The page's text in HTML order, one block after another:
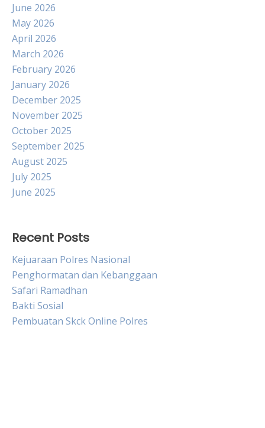
June 2026
May 2026
April 2026
March 2026
February 2026
January 2026
December 2025
November 2025
October 2025
September 2025
August 2025
July 2025
June 2025
Recent Posts
Kejuaraan Polres Nasional
Penghormatan dan Kebanggaan
Safari Ramadhan
Bakti Sosial
Pembuatan Skck Online Polres